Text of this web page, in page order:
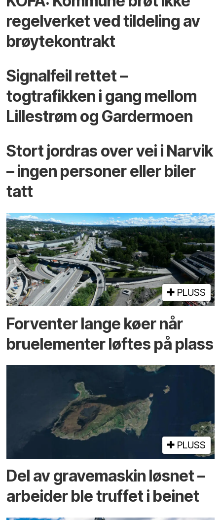
regelverket ved tildeling av
brøytekontrakt
Signalfeil rettet –
togtrafikken i gang mellom
Lillestrøm og Gardermoen
Stort jordras over vei i Narvik
– ingen personer eller biler
tatt
PLUSS
Forventer lange køer når
bru­elementer løftes på plass
PLUSS
Del av grave­maskin løsnet –
arbeider ble truffet i beinet